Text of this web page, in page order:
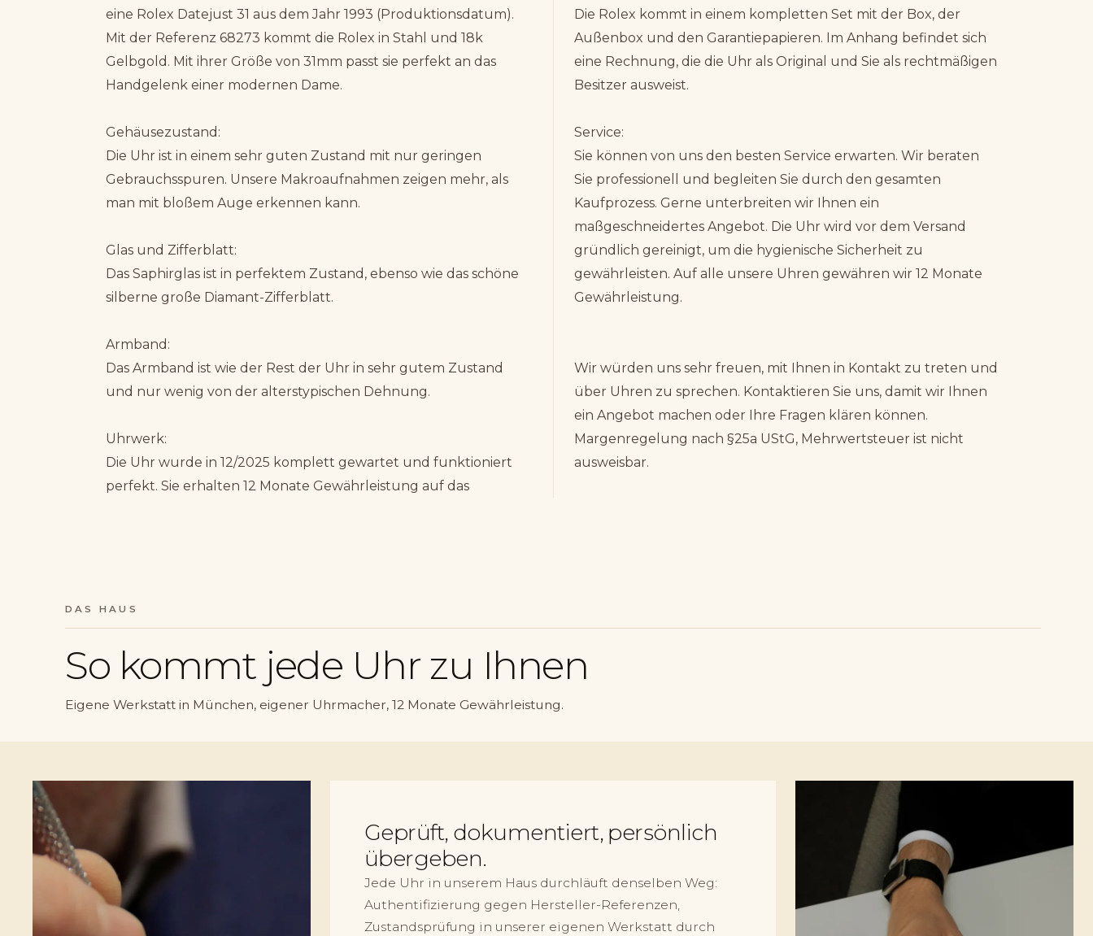
eine Rolex Datejust 31 aus dem Jahr 1993 (Produktionsdatum).
Mit der Referenz 68273 kommt die Rolex in Stahl und 18k
Gelbgold. Mit ihrer Größe von 31mm passt sie perfekt an das
Handgelenk einer modernen Dame.
Gehäusezustand:
Die Uhr ist in einem sehr guten Zustand mit nur geringen
Gebrauchsspuren. Unsere Makroaufnahmen zeigen mehr, als
man mit bloßem Auge erkennen kann.
Glas und Zifferblatt:
Das Saphirglas ist in perfektem Zustand, ebenso wie das schöne
silberne große Diamant-Zifferblatt.
Armband:
Das Armband ist wie der Rest der Uhr in sehr gutem Zustand
und nur wenig von der alterstypischen Dehnung.
Uhrwerk:
Die Uhr wurde in 12/2025 komplett gewartet und funktioniert
perfekt. Sie erhalten 12 Monate Gewährleistung auf das
Die Rolex kommt in einem kompletten Set mit der Box, der
Außenbox und den Garantiepapieren. Im Anhang befindet sich
eine Rechnung, die die Uhr als Original und Sie als rechtmäßigen
Besitzer ausweist.
Service:
Sie können von uns den besten Service erwarten. Wir beraten
Sie professionell und begleiten Sie durch den gesamten
Kaufprozess. Gerne unterbreiten wir Ihnen ein
maßgeschneidertes Angebot. Die Uhr wird vor dem Versand
gründlich gereinigt, um die hygienische Sicherheit zu
gewährleisten. Auf alle unsere Uhren gewähren wir 12 Monate
Gewährleistung.
Wir würden uns sehr freuen, mit Ihnen in Kontakt zu treten und
über Uhren zu sprechen. Kontaktieren Sie uns, damit wir Ihnen
ein Angebot machen oder Ihre Fragen klären können.
Margenregelung nach §25a UStG, Mehrwertsteuer ist nicht
ausweisbar.
DAS HAUS
So kommt jede Uhr zu Ihnen
Eigene Werkstatt in München, eigener Uhrmacher, 12 Monate Gewährleistung.
Geprüft, dokumentiert, persönlich
übergeben.
Jede Uhr in unserem Haus durchläuft denselben Weg:
Authentifizierung gegen Hersteller-Referenzen,
Zustandsprüfung in unserer eigenen Werkstatt durch